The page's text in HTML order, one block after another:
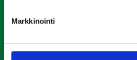
Markkinointi
019 569